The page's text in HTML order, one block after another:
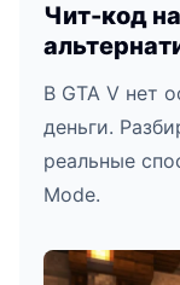
Чит-код
В GTA V нет
деньги.
реальные
Mode.